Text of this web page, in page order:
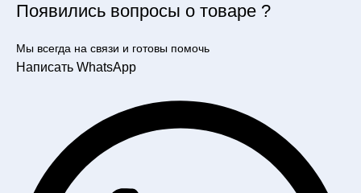
Появились вопросы о товаре ?
Мы всегда на связи и готовы помочь
Написать WhatsApp